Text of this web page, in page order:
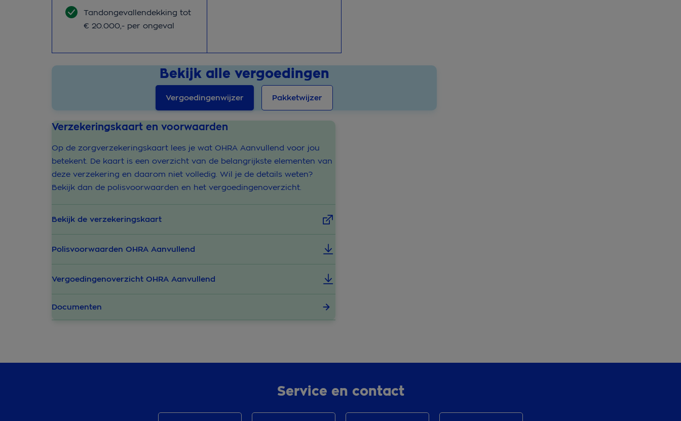
Tandongevallendekking tot
€ 20.000,- per ongeval
Bekijk alle vergoedingen
Vergoedingenwijzer Pakketwijzer
Verzekeringskaart en voorwaarden
Op de zorgverzekeringskaart lees je wat OHRA Aanvullend voor jou
betekent. De kaart is een overzicht van de belangrijkste elementen van
deze verzekering en daarom niet volledig. Wil je de details weten?
Bekijk dan de polisvoorwaarden en het vergoedingenoverzicht.
Bekijk de verzekeringskaart
Polisvoorwaarden OHRA Aanvullend
Vergoedingenoverzicht OHRA Aanvullend
Documenten
Service en contact